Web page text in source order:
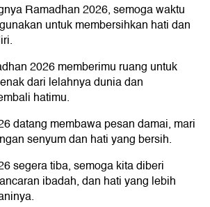
Ramadhan 2026, semoga waktu
untuk membersihkan hati dan
2026 memberimu ruang untuk
dari lelahnya dunia dan
hatimu.
datang membawa pesan damai, mari
senyum dan hati yang bersih.
segera tiba, semoga kita diberi
ibadah, dan hati yang lebih